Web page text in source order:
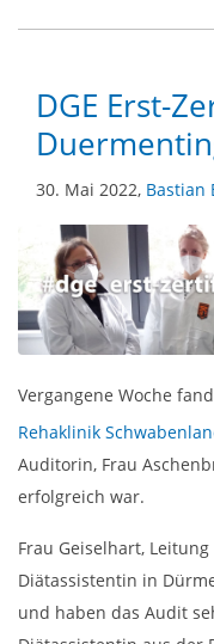
DGE Erst-
30. Mai 2022, Bastian
Vergangene Woche
Rehaklinik
Auditorin, Frau
erfolgreich war.
Frau Geiselhart,
Diätassistentin in
und haben das Audit